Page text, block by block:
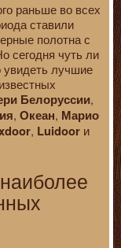
раньше во всех
ставили
полотна с
сегодня чуть ли
лучшие
Белоруссии,
, Океан, Марио
, Luidoor и